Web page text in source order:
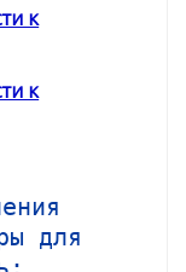
к
к
для